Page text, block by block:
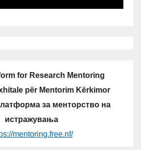
for Research Mentoring
për Mentorim Kërkimor
за менторство на
истражувања
mentoring.free.nf/